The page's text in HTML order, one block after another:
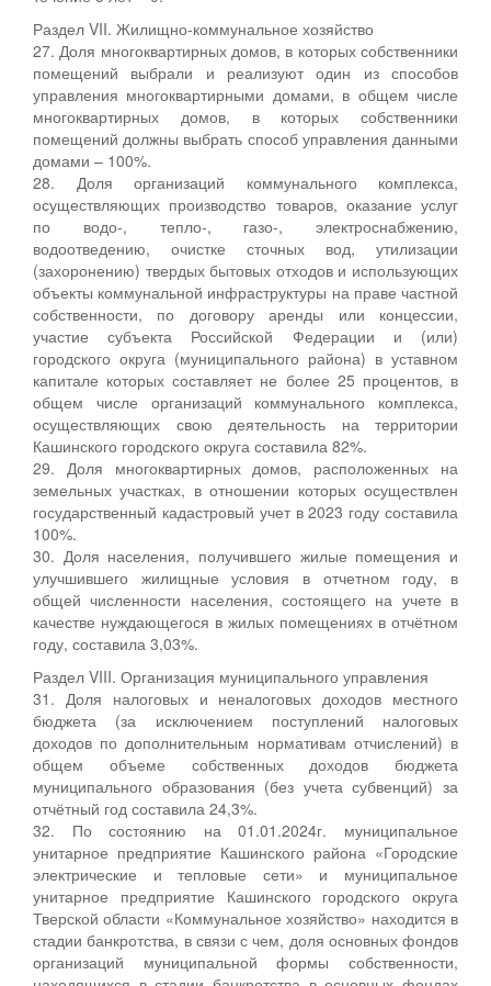
Раздел VII. Жилищно-коммунальное хозяйство
27. Доля многоквартирных домов, в которых собственники
помещений выбрали и реализуют один из способов
управления многоквартирными домами, в общем числе
многоквартирных домов, в которых собственники
помещений должны выбрать способ управления данными
домами – 100%.
28. Доля организаций коммунального комплекса,
осуществляющих производство товаров, оказание услуг
по водо-, тепло-, газо-, электроснабжению,
водоотведению, очистке сточных вод, утилизации
(захоронению) твердых бытовых отходов и использующих
объекты коммунальной инфраструктуры на праве частной
собственности, по договору аренды или концессии,
участие субъекта Российской Федерации и (или)
городского округа (муниципального района) в уставном
капитале которых составляет не более 25 процентов, в
общем числе организаций коммунального комплекса,
осуществляющих свою деятельность на территории
Кашинского городского округа составила 82%.
29. Доля многоквартирных домов, расположенных на
земельных участках, в отношении которых осуществлен
государственный кадастровый учет в 2023 году составила
100%.
30. Доля населения, получившего жилые помещения и
улучшившего жилищные условия в отчетном году, в
общей численности населения, состоящего на учете в
качестве нуждающегося в жилых помещениях в отчётном
году, составила 3,03%.
Раздел VIII. Организация муниципального управления
31. Доля налоговых и неналоговых доходов местного
бюджета (за исключением поступлений налоговых
доходов по дополнительным нормативам отчислений) в
общем объеме собственных доходов бюджета
муниципального образования (без учета субвенций) за
отчётный год составила 24,3%.
32. По состоянию на 01.01.2024г. муниципальное
унитарное предприятие Кашинского района «Городские
электрические и тепловые сети» и муниципальное
унитарное предприятие Кашинского городского округа
Тверской области «Коммунальное хозяйство» находится в
стадии банкротства, в связи с чем, доля основных фондов
организаций муниципальной формы собственности,